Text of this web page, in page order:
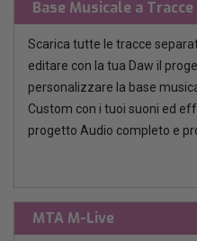
Base Musicale a
Scarica tutte le tracce
editare con la tua Daw il
personalizzare la base
Custom con i tuoi suoni ed
progetto Audio completo e
MTA M-Live